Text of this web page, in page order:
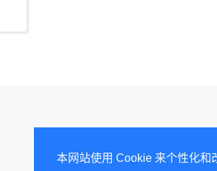
本网站使用 Cookie 来个性化和